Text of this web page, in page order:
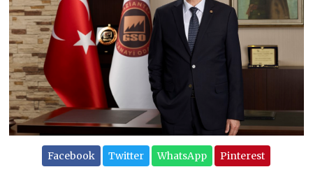
Facebook Twitter WhatsApp Pinterest